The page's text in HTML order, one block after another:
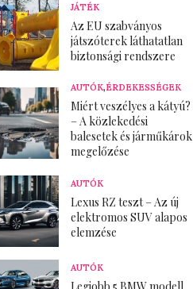
JÁTÉK
Az EU szabványos
játszóterek láthatatlan
biztonsági rendszere
AUTÓK,ÉRDEKESSÉGEK
Miért veszélyes a kátyú?
– A közlekedési
balesetek és járműkárok
megelőzése
AUTÓK
Lexus RZ teszt – Az új
elektromos SUV alapos
elemzése
AUTÓK
Legjobb 5 BMW modell